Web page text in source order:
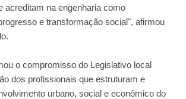
acreditam na engenharia como
e transformação social", afirmou
o compromisso do Legislativo local
dos profissionais que estruturam e
urbano, social e econômico do